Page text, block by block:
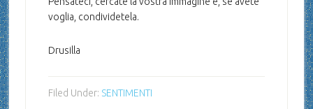
voglia, condividetela.
Drusilla
Filed Under: SENTIMENTI